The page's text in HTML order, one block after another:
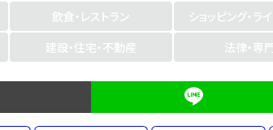
飲食・レストラン
ショッピング・ラ
建設・住宅・不動産 法律・専